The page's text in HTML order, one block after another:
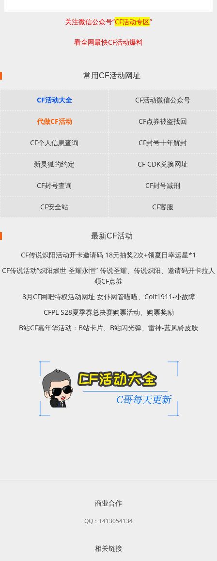
关注微信公众号“CF活动专区”
看全网最快CF活动爆料
常用CF活动网址
CF活动大全 CF活动微信公众号
代做CF活动 CF点券被盗找回
CF个人信息查询 CF封号十年解封
新灵狐的约定 CF CDK兑换网址
CF封号查询 CF封号减刑
CF安全站 CF客服
最新CF活动
CF传说炽阳活动开卡邀请码 18元抽奖2次+领夏日幸运星*1
CF传说活动“炽阳燃世 圣耀永恒” 传说圣耀、传说炽阳、邀请码开卡拉人
领CF点券
8月CF网吧特权活动网址 女仆网管喵喵、Colt1911-小故障
CFPL S28夏季赛总决赛购票活动、购票奖励
B站CF嘉年华活动：B站卡片、B站闪光弹、雷神-蓝风铃皮肤
商业合作
QQ：1413054134
相关链接